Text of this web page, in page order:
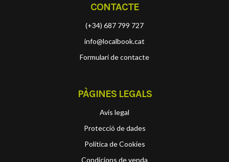
CONTACTE
(+34) 687 799 727
info@localbook.cat
Formulari de contacte
PÀGINES LEGALS
Avís legal
Protecció de dades
Política de Cookies
Condicions de venda